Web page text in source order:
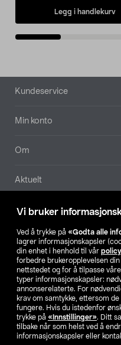
Vi bruker
Ved å trykke på «Godta alle
lagrer informasjonskapsler
din enhet i henhold til vår
forbedre brukeropplevelsen
nettstedet og for å tilpasse
typer informasjonskapsler:
annonserelaterte. For
krav om samtykke, ettersom
fungere. Hvis du istedenfor
trykke på «Innstillinger». Ditt
tilbake når som helst ved å
informasjonskapsler eller
Legg i handlekurv
Bunntekst
Kundeservice
Min konto
Om
Aktuelt
Våre selskaper
SE